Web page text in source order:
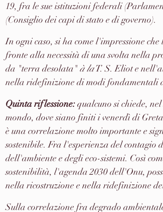
19, fra le sue istituzioni federali
(Consiglio dei capi di stato e di governo).
In ogni caso, si ha come l'impressione
fronte alla necessità di una svolta nella
da "terra desolata" à la T. S. Eliot e
nella ridefinizione di modi fondamentali
Quinta riflessione: qualcuno si chiede,
mondo, dove siano finiti i venerdì di
è una correlazione molto importante e
sostenibile. Fra l'esperienza del contagio
dell'ambiente e degli eco-sistemi. Così
sostenibilità, l'agenda 2030 dell'Onu,
nella ricostruzione e nella ridefinizione
Sulla correlazione fra degrado